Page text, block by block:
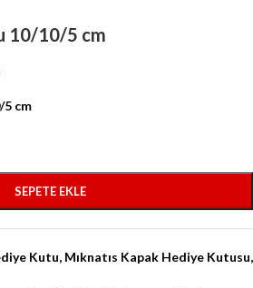
10/10/5 cm
5 cm
SEPETE EKLE
Kutu, Mıknatıs Kapak Hediye Kutusu,